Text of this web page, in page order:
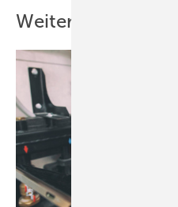
Weitere Inhalte